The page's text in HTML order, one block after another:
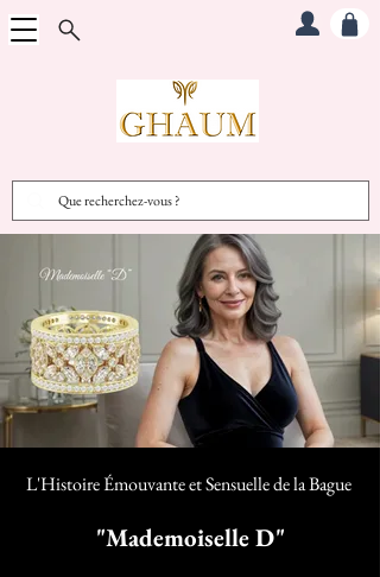
L'Histoire Émouvante et Sensuelle de la Bague
"Mademoiselle D"